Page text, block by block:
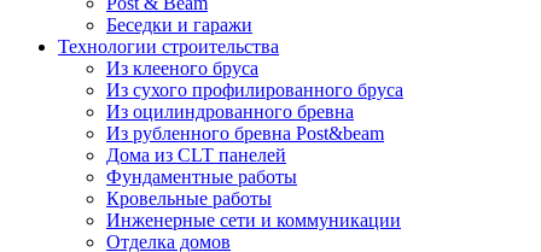
Беседки и гаражи
Технологии строительства
Из клееного бруса
Из сухого профилированного бруса
Из оцилиндрованного бревна
Из рубленного бревна Post&beam
Дома из CLT панелей
Фундаментные работы
Кровельные работы
Инженерные сети и коммуникации
Отделка домов